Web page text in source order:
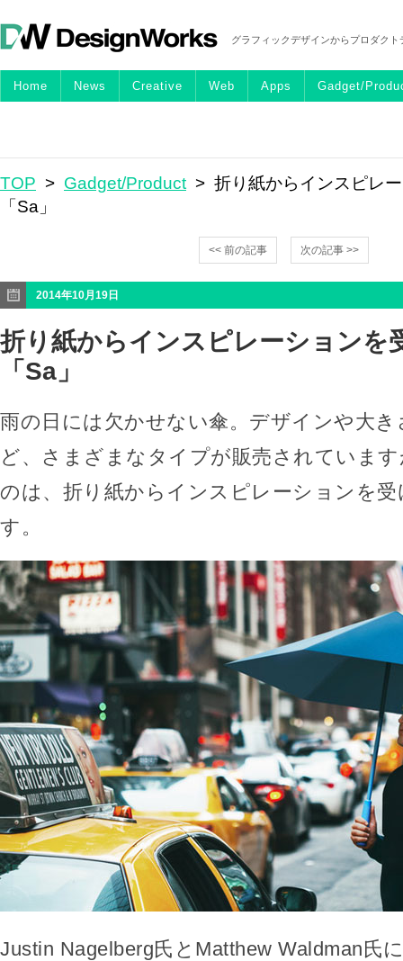
グラフィックデザインからプロダク
Home News Creative Web Apps Gadget/
TOP > Gadget/Product > 折り紙からインスピレ
「Sa」
<< 前の記事 次の記事 >>
2014年10月19日
折り紙からインスピレーションを
「Sa」
雨の日には欠かせない傘。デザインや大
ど、さまざまなタイプが販売されていま
のは、折り紙からインスピレーションを
す。
Justin Nagelberg氏とMatthew Waldman氏